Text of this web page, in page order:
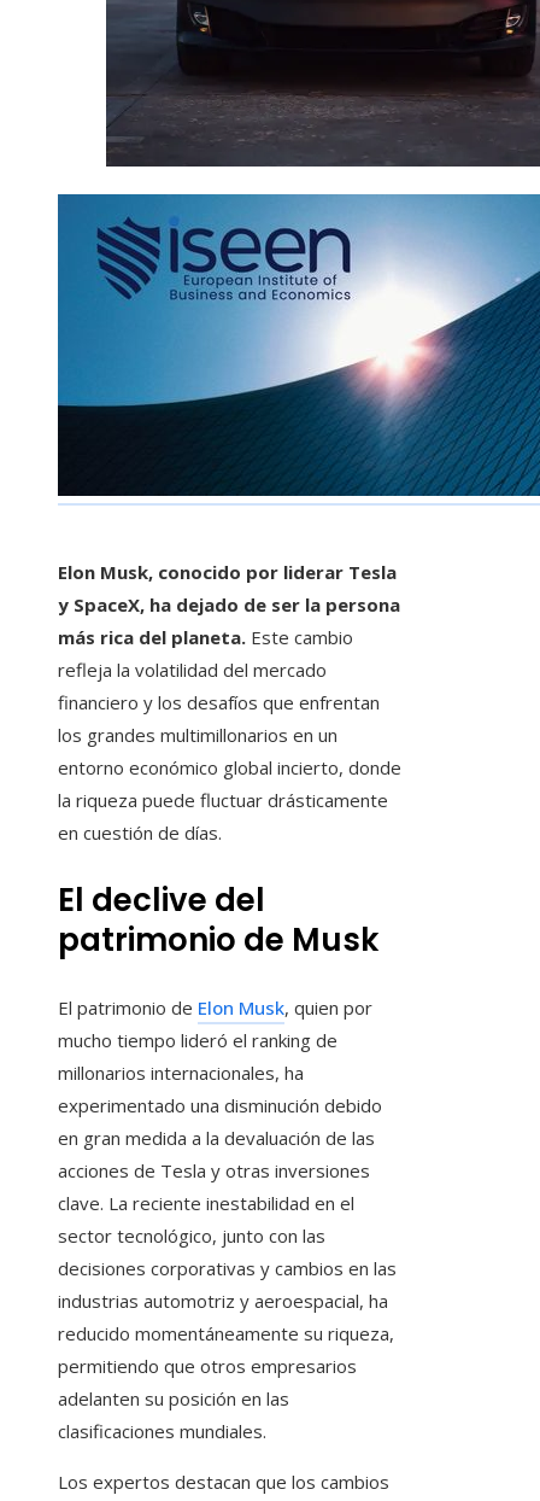
Elon Musk, conocido por liderar Tesla
y SpaceX, ha dejado de ser la persona
más rica del planeta. Este cambio
refleja la volatilidad del mercado
financiero y los desafíos que enfrentan
los grandes multimillonarios en un
entorno económico global incierto, donde
la riqueza puede fluctuar drásticamente
en cuestión de días.
El declive del
patrimonio de Musk
El patrimonio de Elon Musk, quien por
mucho tiempo lideró el ranking de
millonarios internacionales, ha
experimentado una disminución debido
en gran medida a la devaluación de las
acciones de Tesla y otras inversiones
clave. La reciente inestabilidad en el
sector tecnológico, junto con las
decisiones corporativas y cambios en las
industrias automotriz y aeroespacial, ha
reducido momentáneamente su riqueza,
permitiendo que otros empresarios
adelanten su posición en las
clasificaciones mundiales.
Los expertos destacan que los cambios